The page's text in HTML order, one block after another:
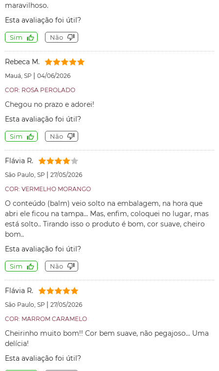
maravilhoso.
Esta avaliação foi útil?
Sim Não
Rebeca M.
Mauá, SP | 04/06/2026
COR: ROSA PEROLADO
Chegou no prazo e adorei!
Esta avaliação foi útil?
Sim Não
Flávia R.
São Paulo, SP | 27/05/2026
COR: VERMELHO MORANGO
O conteúdo (balm) veio solto na embalagem, na hora que
abri ele ficou na tampa... Mas, enfim, coloquei no lugar, mas
está solto.. Tirando isso o produto é bom, cor suave, cheiro
bom..
Esta avaliação foi útil?
Sim Não
Flávia R.
São Paulo, SP | 27/05/2026
COR: MARROM CARAMELO
Cheirinho muito bom!! Cor bem suave, não pegajoso... Uma
delícia!
Esta avaliação foi útil?